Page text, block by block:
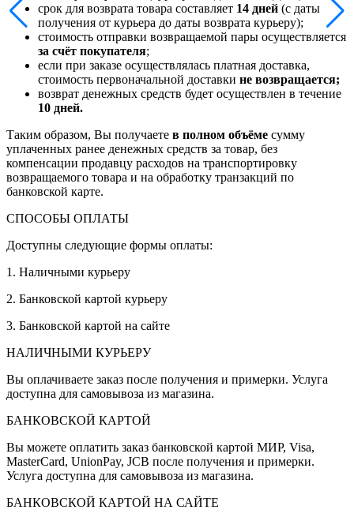
срок для возврата товара составляет 14 дней (с даты
получения от курьера до даты возврата курьеру);
стоимость отправки возвращаемой пары осуществляется
за счёт покупателя;
если при заказе осуществлялась платная доставка,
стоимость первоначальной доставки не возвращается;
возврат денежных средств будет осуществлен в течение
10 дней.
Таким образом, Вы получаете в полном объёме сумму
уплаченных ранее денежных средств за товар, без
компенсации продавцу расходов на транспортировку
возвращаемого товара и на обработку транзакций по
банковской карте.
СПОСОБЫ ОПЛАТЫ
Доступны следующие формы оплаты:
1. Наличными курьеру
2. Банковской картой курьеру
3. Банковской картой на сайте
НАЛИЧНЫМИ КУРЬЕРУ
Вы оплачиваете заказ после получения и примерки. Услуга
доступна для самовывоза из магазина.
БАНКОВСКОЙ КАРТОЙ
Вы можете оплатить заказ банковской картой МИР, Visa,
MasterCard, UnionPay, JCB после получения и примерки.
Услуга доступна для самовывоза из магазина.
БАНКОВСКОЙ КАРТОЙ НА САЙТЕ